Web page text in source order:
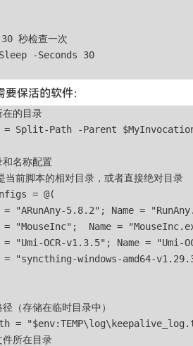
秒检查一次
-Seconds 30
保活的软件：
的目录
Split-Path -Parent
名称配置
前脚本的相对目录，或者直接绝对目录
= @(
= "ARunAny-5.8.2"; Name =
= "MouseInc";  Name =
= "Umi-OCR-v1.3.5"; Name = "Umi-
= "syncthing-windows-amd64-
（存储在临时目录中）
=
所在目录